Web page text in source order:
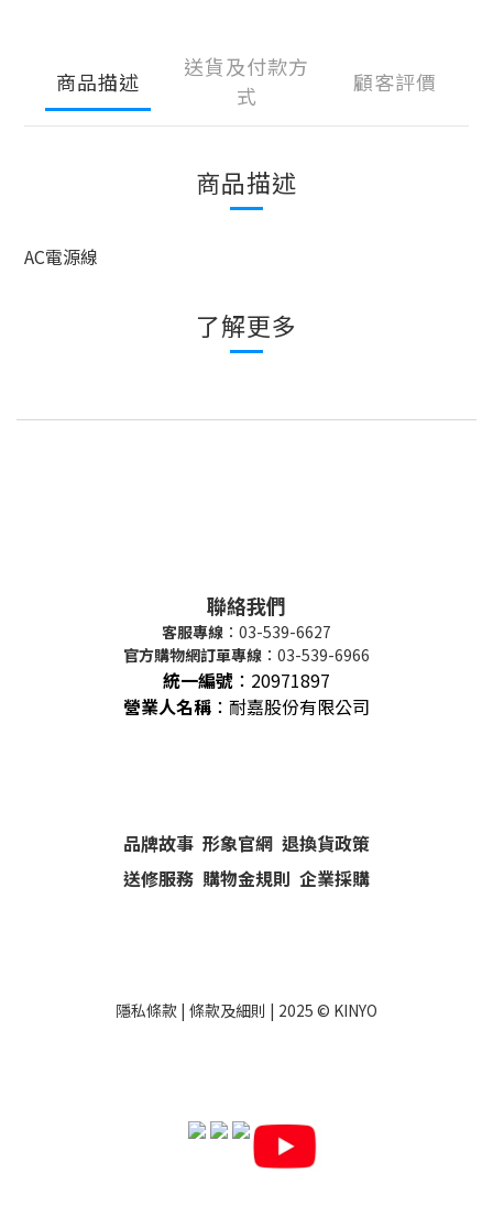
商品描述
送貨及付款方
式
顧客評價
商品描述
AC電源線
了解更多
聯絡我們
客服專線 ：03-539-6627
官方購物網訂單專線 ：03-539-6966
統一編號 ： 20971897
營業人名稱 ：耐嘉股份有限公司
品牌故事 形象官網 退換貨政策
送修服務 購物金規則 企業採購
隱私條款 | 條款及細則 | 2025 © KINYO